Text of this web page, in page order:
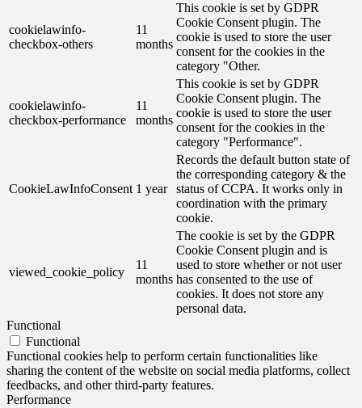
cookielawinfo-
checkbox-others
11
months
This cookie is set by GDPR
Cookie Consent plugin. The
cookie is used to store the user
consent for the cookies in the
category "Other.
cookielawinfo-
checkbox-performance
11
months
This cookie is set by GDPR
Cookie Consent plugin. The
cookie is used to store the user
consent for the cookies in the
category "Performance".
CookieLawInfoConsent 1 year
Records the default button state of
the corresponding category & the
status of CCPA. It works only in
coordination with the primary
cookie.
viewed_cookie_policy
11
months
The cookie is set by the GDPR
Cookie Consent plugin and is
used to store whether or not user
has consented to the use of
cookies. It does not store any
personal data.
Functional
Functional
Functional cookies help to perform certain functionalities like
sharing the content of the website on social media platforms, collect
feedbacks, and other third-party features.
Performance